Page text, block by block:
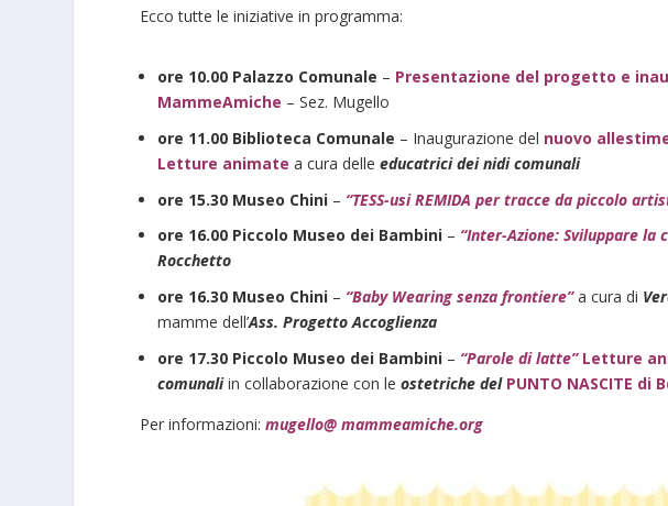
Ecco tutte le iniziative in programma:
ore 10.00 Palazzo Comunale – Presentazione del progetto e
MammeAmiche – Sez. Mugello
ore 11.00 Biblioteca Comunale – Inaugurazione del nuovo
Letture animatea cura delle educatrici dei nidi comunali
ore 15.30 Museo Chini – “TESS-usi REMIDA per tracce da piccolo
ore 16.00 Piccolo Museo dei Bambini – “Inter-Azione: Sviluppare la
Rocchetto
ore 16.30 Museo Chini – “Baby Wearing senza frontiere”a cura di
mamme dell’Ass. Progetto Accoglienza
ore 17.30 Piccolo Museo dei Bambini – “Parole di latte” Letture
comunaliin collaborazione con leostetriche del PUNTO NASCITE di
Per informazioni:mugello@ mammeamiche.org